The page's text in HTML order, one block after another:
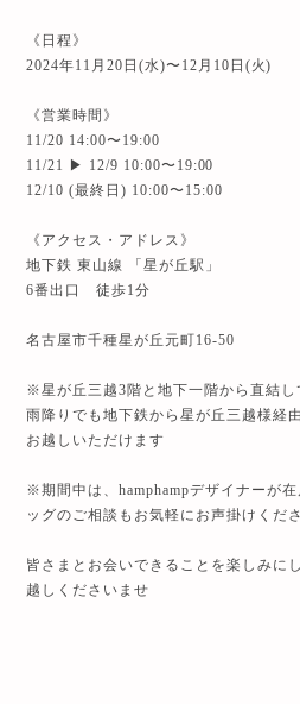
《日程》
2024年11月20日(水)〜12月10日(火)
《営業時間》
11/20 14:00〜19:00
11/21 ▶︎ 12/9 10:00〜19:00
12/10 (最終日) 10:00〜15:00
《アクセス・アドレス》
地下鉄 東山線 「星が丘駅」
6番出口 徒歩1分
名古屋市千種星が丘元町16-50
※星が丘三越3階と地下一階から直結し
雨降りでも地下鉄から星が丘三越様経
お越しいただけます
※期間中は、hamphampデザイナーが
ッグのご相談もお気軽にお声掛けくだ
皆さまとお会いできることを楽しみに
越しくださいませ